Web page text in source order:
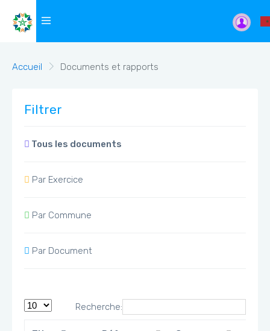
Accueil Documents et rapports
Filtrer
Tous les documents
Par Exercice
Par Commune
Par Document
Recherche: